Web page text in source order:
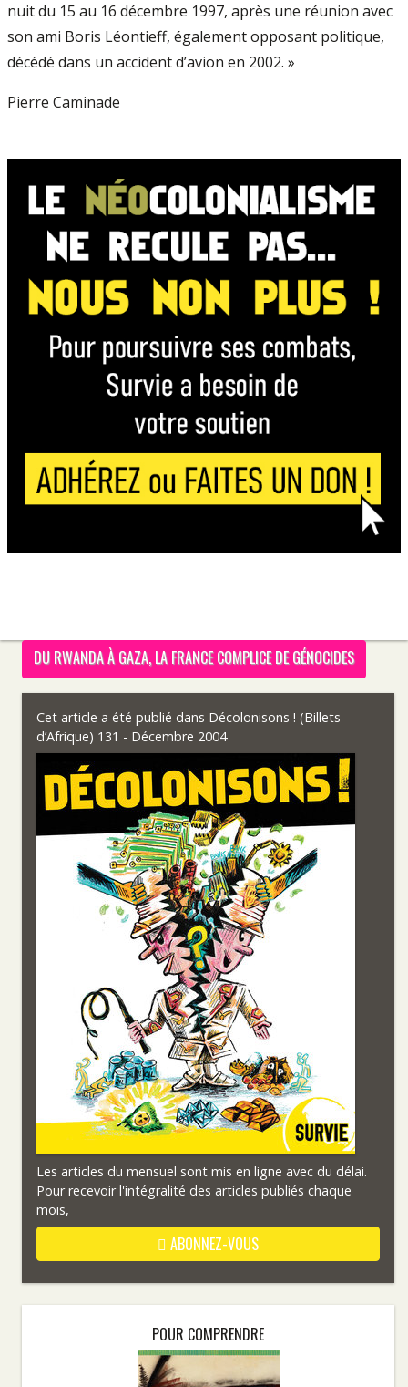
nuit du 15 au 16 décembre 1997, après une réunion avec
son ami Boris Léontieff, également opposant politique,
décédé dans un accident d’avion en 2002. »
Pierre Caminade
DU RWANDA À GAZA, LA FRANCE COMPLICE DE GÉNOCIDES
Cet article a été publié dans Décolonisons ! (Billets
d’Afrique) 131 - Décembre 2004
Les articles du mensuel sont mis en ligne avec du délai.
Pour recevoir l'intégralité des articles publiés chaque
mois,
ABONNEZ-VOUS
POUR COMPRENDRE